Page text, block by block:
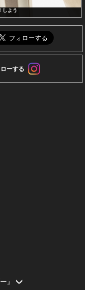
しよう
ーする
』